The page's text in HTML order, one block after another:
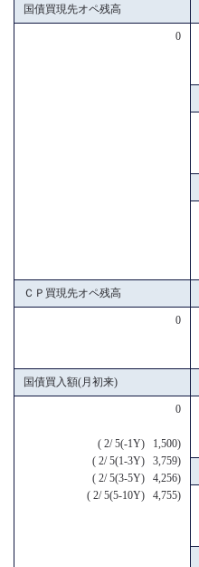
国債買現先オペ残高
0
ＣＰ買現先オペ残高
0
国債買入額(月初来)
0
( 2/ 5(-1Y) 1,500)
( 2/ 5(1-3Y) 3,759)
( 2/ 5(3-5Y) 4,256)
( 2/ 5(5-10Y) 4,755)